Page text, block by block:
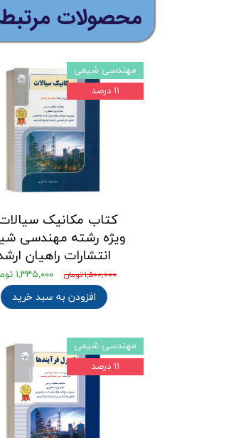
​محصولات
کتاب مکانیک
ویژه رشته مهندسی
انتشارات راهیان
۱,۵۰۰,۰۰۰ تومان ۱,۳۳۵,۰۰۰ تومان
افزودن به سبد خرید
مهندسی شیمی
۱۱ درصد
مهندسی شیمی
۱۱ درصد